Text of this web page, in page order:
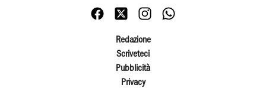
Redazione
Scriveteci
Pubblicità
Privacy